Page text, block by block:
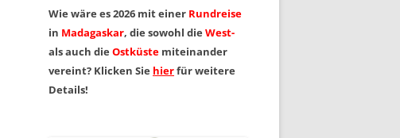
Wie wäre es 2026 mit einer Rundreise
in Madagaskar, die sowohl die West-
als auch die Ostküste miteinander
vereint? Klicken Sie hierfür weitere
Details!